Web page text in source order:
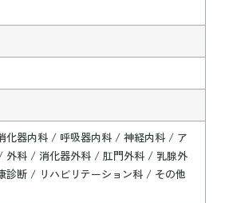
化器内科 / 呼吸器内科 / 神経内科 / ア
外科 / 消化器外科 / 肛門外科 / 乳腺外
断 / リハビリテーション科 / その他